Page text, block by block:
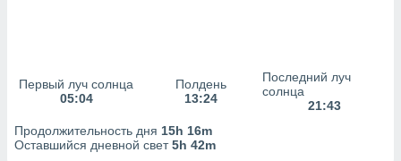
Первый луч солнца
05:04
Полдень
13:24
Последний луч
солнца
21:43
Продолжительность дня 15h 16m
Оставшийся дневной свет5h 42m